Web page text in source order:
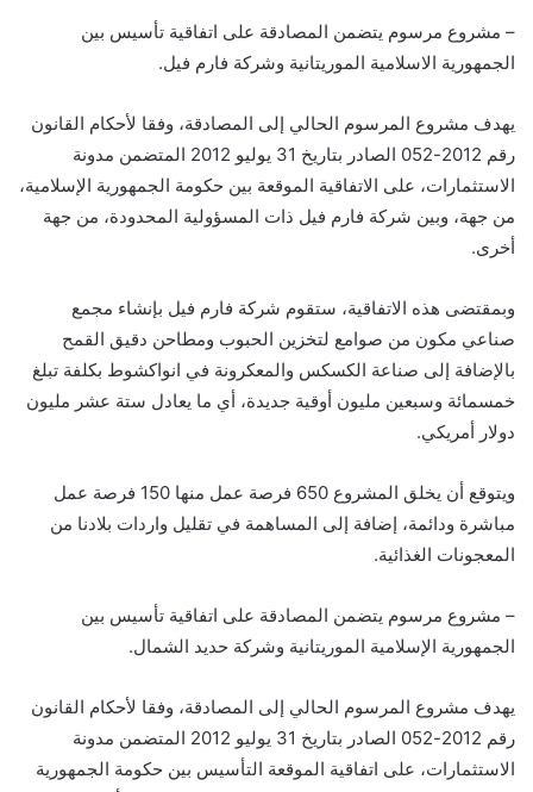
– مشروع مرسوم يتضمن المصادقة على اتفاقية تأسيس بين
الجمهورية الاسلامية الموريتانية وشركة فارم فيل.
يهدف مشروع المرسوم الحالي إلى المصادقة، وفقا لأحكام القانون
رقم 2012-052 الصادر بتاريخ 31 يوليو 2012 المتضمن مدونة
الاستثمارات، على الاتفاقية الموقعة بين حكومة الجمهورية الإسلامية،
من جهة، وبين شركة فارم فيل ذات المسؤولية المحدودة، من جهة
أخرى.
وبمقتضى هذه الاتفاقية، ستقوم شركة فارم فيل بإنشاء مجمع
صناعي مكون من صوامع لتخزين الحبوب ومطاحن دقيق القمح
بالإضافة إلى صناعة الكسكس والمعكرونة في انواكشوط بكلفة تبلغ
خمسمائة وسبعين مليون أوقية جديدة، أي ما يعادل ستة عشر مليون
دولار أمريكي.
ويتوقع أن يخلق المشروع 650 فرصة عمل منها 150 فرصة عمل
مباشرة ودائمة، إضافة إلى المساهمة في تقليل واردات بلادنا من
المعجونات الغذائية.
– مشروع مرسوم يتضمن المصادقة على اتفاقية تأسيس بين
الجمهورية الإسلامية الموريتانية وشركة حديد الشمال.
يهدف مشروع المرسوم الحالي إلى المصادقة، وفقا لأحكام القانون
رقم 2012-052 الصادر بتاريخ 31 يوليو 2012 المتضمن مدونة
الاستثمارات، على اتفاقية الموقعة التأسيس بين حكومة الجمهورية